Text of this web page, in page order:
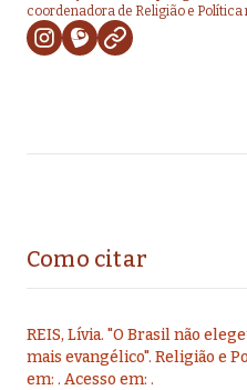
coordenadora de Religião e Política
Como citar
REIS, Lívia. "O Brasil não
mais evangélico". Religião e
em: . Acesso em: .